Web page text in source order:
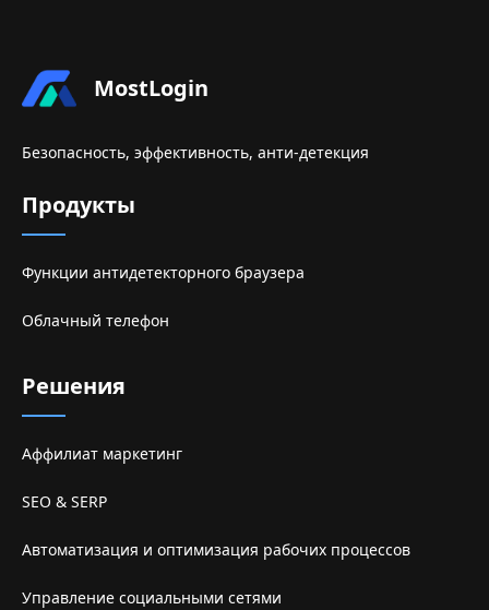
MostLogin
Безопасность, эффективность, анти-детекция
Продукты
Функции антидетекторного браузера
Облачный телефон
Решения
Аффилиат маркетинг
SEO & SERP
Автоматизация и оптимизация рабочих процессов
Управление социальными сетями